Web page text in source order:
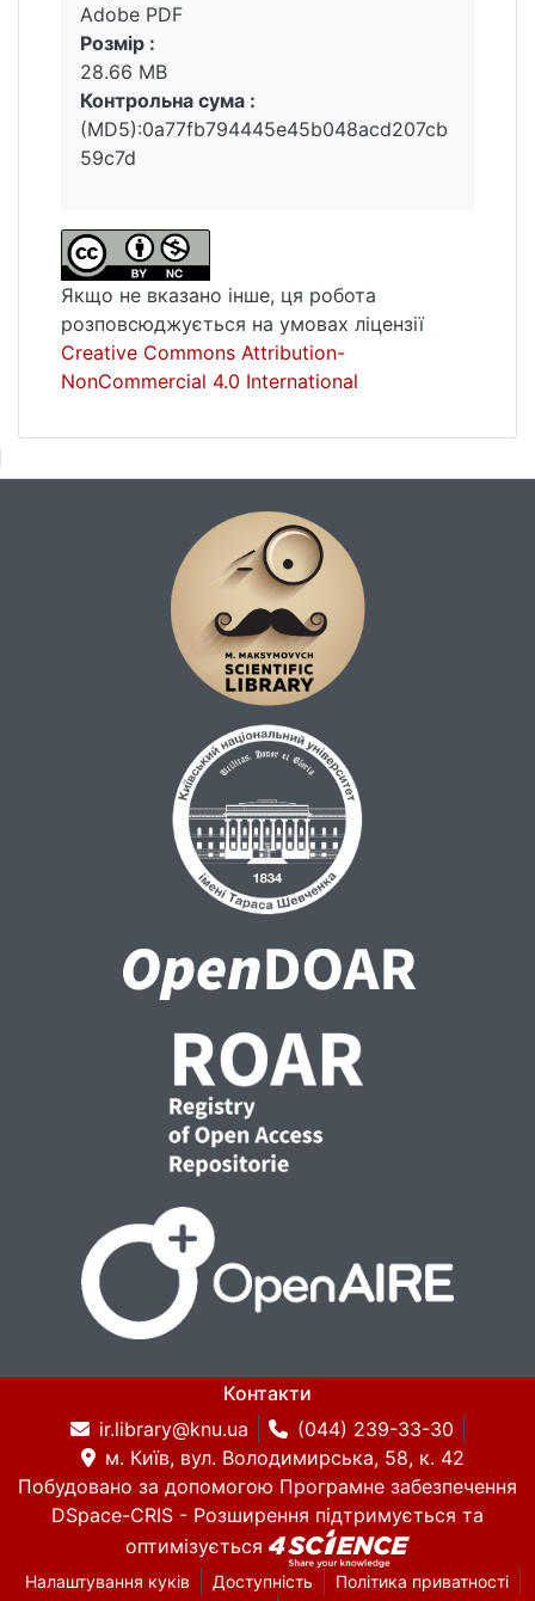
Adobe PDF
Розмір :
28.66 MB
Контрольна сума :
(MD5):0a77fb794445e45b048acd207cb
59c7d
Якщо не вказано інше, ця робота
розповсюджується на умовах ліцензії
Creative Commons Attribution-
NonCommercial 4.0 International
Контакти
ir.library@knu.ua
(044) 239-33-30
м. Київ, вул. Володимирська, 58, к. 42
Побудовано за допомогою Програмне забезпечення
DSpace-CRIS - Розширення підтримується та
оптимізується
Налаштування куків Доступність
Політика приватності